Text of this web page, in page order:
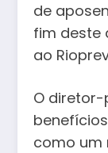
de
fim deste
ao
O diretor-
como um